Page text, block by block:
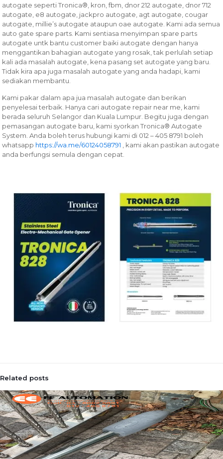
autogate seperti Tronica®, kron, fbm, dnor 212 autogate, dnor 712
autogate, e8 autogate, jackpro autogate, agt autogate, cougar
autogate, millie’s autogate ataupun oae autogate. Kami ada semua
auto gate spare parts. Kami sentiasa menyimpan spare parts
autogate untk bantu customer baiki autogate dengan hanya
menggantikan bahagian autogate yang rosak, tak perlulah setiap
kali ada masalah autogate, kena pasang set autogate yang baru.
Tidak kira apa juga masalah autogate yang anda hadapi, kami
sediakan membantu.
Kami pakar dalam apa jua masalah autogate dan berikan
penyelesai terbaik. Hanya cari autogate repair near me, kami
berada seluruh Selangor dan Kuala Lumpur. Begitu juga dengan
pemasangan autogate baru, kami syorkan Tronica® Autogate
System. Anda boleh terus hubungi kami di 012 – 405 8791 boleh
whatsapp https://wa.me/60124058791 , kami akan pastikan autogate
anda berfungsi semula dengan cepat.
Related posts